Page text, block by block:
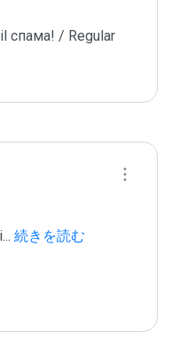
спама! / Regular
... 続きを読む